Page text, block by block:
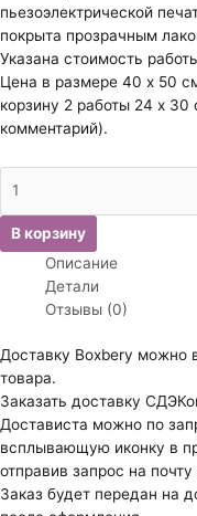
пьезоэлектрической
покрыта прозрачным
Указана стоимость
Цена в размере 40 х 50
корзину 2 работы 24 х 30
комментарий).
товара
Коеккоек
Виллем.
Голландская
уличная
сценка.
В корзину
Описание
Детали
Отзывы (0)
Доставку Boxbery можно
товара.
Заказать доставку
Достависта можно по
всплывающую иконку в
отправив запрос на
Заказ будет передан на